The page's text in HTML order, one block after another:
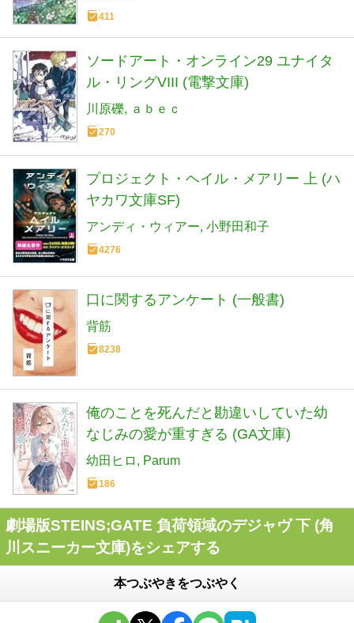
411
ソードアート・オンライン29 ユナイタ
ル・リングVIII (電撃文庫)
川原礫 ａｂｅｃ
270
プロジェクト・ヘイル・メアリー 上 (ハ
ヤカワ文庫SF)
アンディ・ウィアー 小野田和子
4276
口に関するアンケート (一般書)
背筋
8238
俺のことを死んだと勘違いしていた幼
なじみの愛が重すぎる (GA文庫)
幼田ヒロ Parum
186
劇場版STEINS;GATE 負荷領域のデジャヴ 下 (角
川スニーカー文庫)をシェアする
本つぶやきをつぶやく